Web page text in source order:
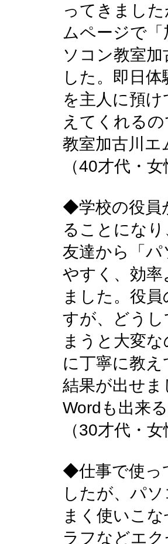
ってきまし
ムページで
ソコン教室
した。即日
を主人に預
えてくれる
教室加古川
（40才代・
◆学校の役員
ることにな
友達から「
やすく、効
ました。役
すが、どう
まうと大変
に丁寧に教
結果が出せ
Wordも出来
（30才代・
◆仕事で使っ
したが、パ
まく使いこ
ラフなどエ